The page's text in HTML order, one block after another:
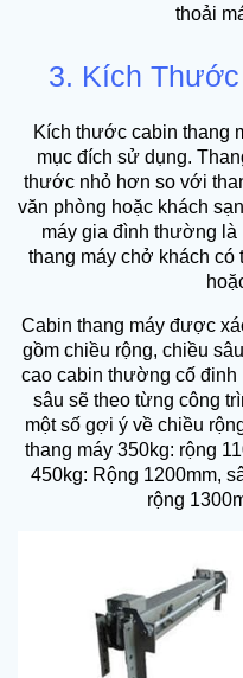
thoải
3. Kích
Kích thước cabin thang
mục đích sử dụng.
thước nhỏ hơn so với
văn phòng hoặc khách
máy gia đình thường là
thang máy chở khách có
Cabin thang máy được
gồm chiều rộng, chiều
cao cabin thường cố đinh
sâu sẽ theo từng công
một số gợi ý về chiều
thang máy 350kg: rộng
450kg: Rộng 1200mm,
rộng